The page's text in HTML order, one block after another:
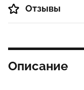
Отзывы
Описание